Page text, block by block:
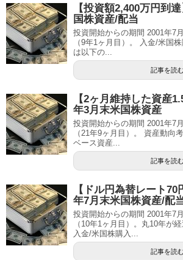
【投資額2,400万円到
国株資産/配当
投資開始からの期間 2001年7
（9年1ヶ月目）。 入金/米国
は以下の...
記事を読
【2ヶ月維持した資産
年3月末米国株資産
投資開始からの期間 2001年7
（21年9ヶ月目）。 資産動向
ベース資産...
記事を読
【ドル円為替レート
年7月末米国株資産/配
投資開始からの期間 2001年7
（10年1ヶ月目）。丸10年が
入金/米国株購入...
記事を読